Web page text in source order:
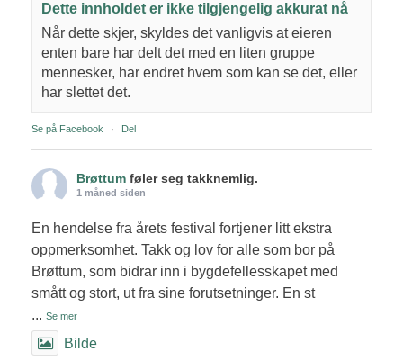
Dette innholdet er ikke tilgjengelig akkurat nå
Når dette skjer, skyldes det vanligvis at eieren
enten bare har delt det med en liten gruppe
mennesker, har endret hvem som kan se det, eller
har slettet det.
Se på Facebook · Del
Brøttum føler seg takknemlig.
1 måned siden
En hendelse fra årets festival fortjener litt ekstra
oppmerksomhet. Takk og lov for alle som bor på
Brøttum, som bidrar inn i bygdefellesskapet med
smått og stort, ut fra sine forutsetninger. En st
... Se mer
Bilde